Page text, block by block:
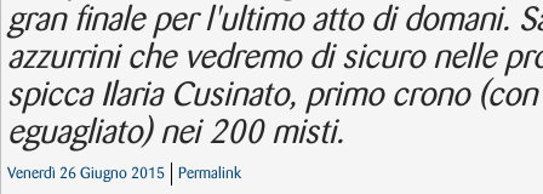
gran finale per l'ultimo atto di domani.
azzurrini che vedremo di sicuro nelle
spicca Ilaria Cusinato, primo crono
eguagliato) nei 200 misti.
Venerdì 26 Giugno 2015 Permalink